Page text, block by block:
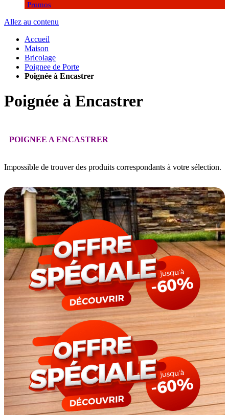
Promos
Allez au contenu
Accueil
Maison
Bricolage
Poignee de Porte
Poignée à Encastrer
Poignée à Encastrer
POIGNEE A ENCASTRER
Impossible de trouver des produits correspondants à votre sélection.